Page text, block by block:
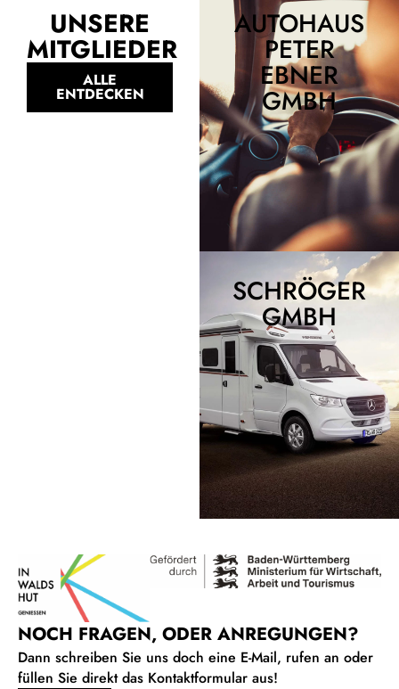
UNSERE
MITGLIEDER
ALLE
ENTDECKEN
AUTOHAUS
PETER
EBNER
GMBH
SCHRÖGER
GMBH
NOCH FRAGEN, ODER ANREGUNGEN?
Dann schreiben Sie uns doch eine E-Mail, rufen an oder
füllen Sie direkt das Kontaktformular aus!